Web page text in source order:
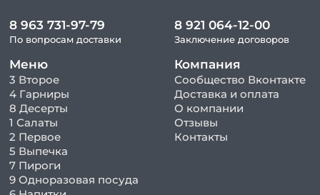
8 963 731-97-79
По вопросам доставки
Меню
3 Второе
4 Гарниры
8 Десерты
1 Салаты
2 Первое
5 Выпечка
7 Пироги
9 Одноразовая посуда
8 921 064-12-00
Заключение договоров
Компания
Сообщество Вконтакте
Доставка и оплата
О компании
Отзывы
Контакты